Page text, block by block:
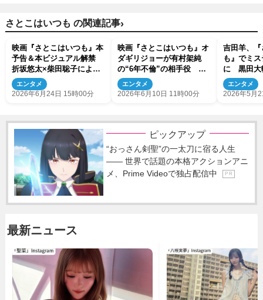
さとこはいつも の関連記事›
映画『さとこはいつも』本
予告＆本ビジュアル解禁
折坂悠太×柴田聡子による
主題歌も発表
エンタメ
2026年6月24日 15時00分
映画『さとこはいつも』オ
ダギリジョーが有村架純
の“6年不倫”の相手役 天
真爛漫な新入社員役に青木
柚
エンタメ
2026年6月10日 11時00分
吉田羊、
も』でミ
に 黒田大
出演も決定
エンタメ
2026年5月
ピックアップ
“おっさん剣聖”の一太刀に宿る人生
―― 世界で話題の本格アクションアニ
メ、Prime Videoで独占配信中
P R
最新ニュース